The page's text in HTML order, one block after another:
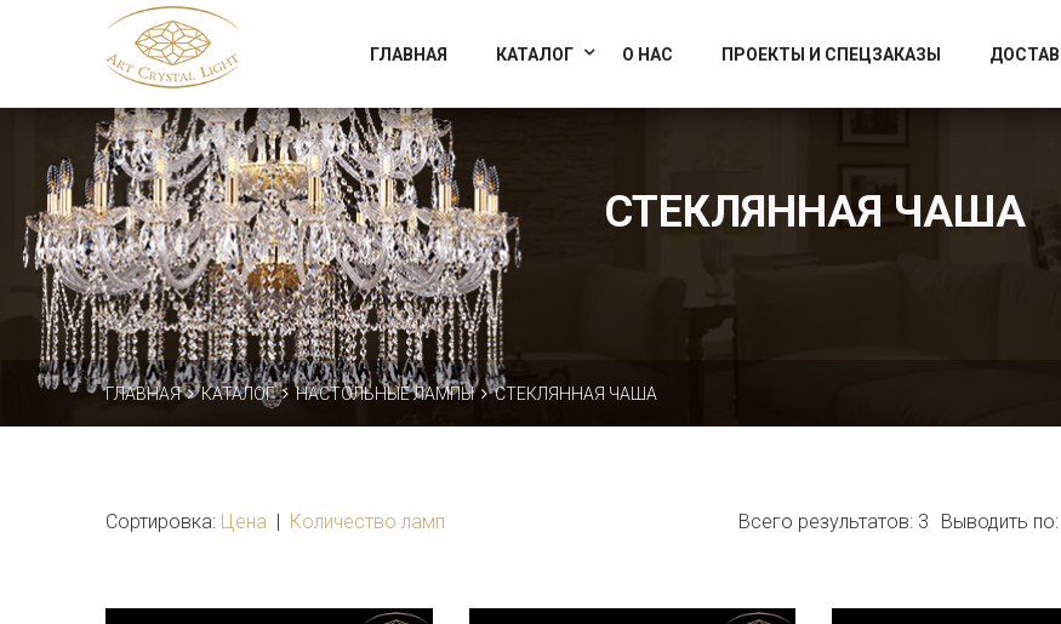
Официальный магазин фабрики Art Crystal Light
ГЛАВНАЯ КАТАЛОГ О НАС ПРОЕКТЫ И СПЕЦЗАКАЗЫ
СТЕКЛЯННАЯ ЧАША
ГЛАВНАЯ КАТАЛОГ НАСТОЛЬНЫЕ ЛАМПЫ СТЕКЛЯННАЯ ЧАША
Сортировка: Цена | Количество ламп Выводить по:
Всего результатов: 3